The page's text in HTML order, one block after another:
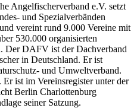
Angelfischerverband e.V. setzt
und Spezialverbänden
vereint rund 9.000 Vereine mit
530.000 organisierten
Der DAFV ist der Dachverband
in Deutschland. Er ist
und Umweltverband.
ist im Vereinsregister unter der
Berlin Charlottenburg
seiner Satzung.